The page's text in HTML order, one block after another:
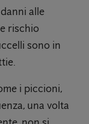
alle
rischio
sono in
i piccioni,
una volta